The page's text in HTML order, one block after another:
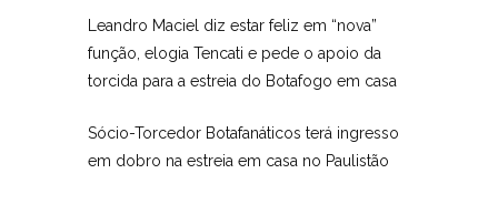
Leandro Maciel diz estar feliz em “nova”
função, elogia Tencati e pede o apoio da
torcida para a estreia do Botafogo em casa
Sócio-Torcedor Botafanáticos terá ingresso
em dobro na estreia em casa no Paulistão